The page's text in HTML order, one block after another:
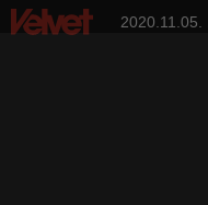
2020.11.05.